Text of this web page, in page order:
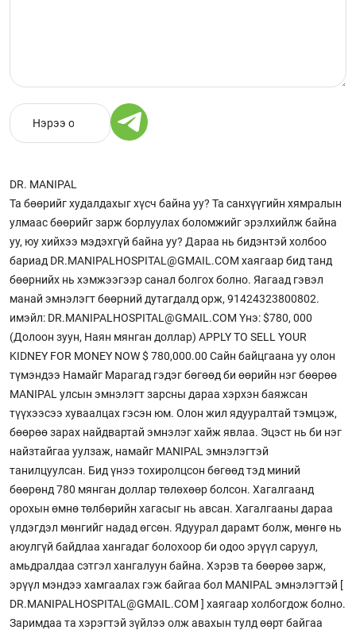
DR. MANIPAL
Та бөөрийг худалдахыг хүсч байна уу? Та санхүүгийн хямралын
улмаас бөөрийг зарж борлуулах боломжийг эрэлхийлж байна
уу, юу хийхээ мэдэхгүй байна уу? Дараа нь бидэнтэй холбоо
бариад DR.MANIPALHOSPITAL@GMAIL.COM хаягаар бид танд
бөөрнийх нь хэмжээгээр санал болгох болно. Яагаад гэвэл
манай эмнэлэгт бөөрний дутагдалд орж, 91424323800802.
имэйл: DR.MANIPALHOSPITAL@GMAIL.COM Yнэ: $780, 000
(Долоон зуун, Наян мянган доллар) APPLY TO SELL YOUR
KIDNEY FOR MONEY NOW $ 780,000.00 Сайн байцгаана уу олон
түмэндээ Намайг Марагад гэдэг бөгөөд би өөрийн нэг бөөрөө
MANIPAL улсын эмнэлэгт зарсны дараа хэрхэн баяжсан
түүхээсээ хуваалцах гэсэн юм. Олон жил ядууралтай тэмцэж,
бөөрөө зарах найдвартай эмнэлэг хайж явлаа. Эцэст нь би нэг
найзтайгаа уулзаж, намайг MANIPAL эмнэлэгтэй
танилцуулсан. Бид үнээ тохиролцсон бөгөөд тэд миний
бөөрөнд 780 мянган доллар төлөхөөр болсон. Хагалгаанд
орохын өмнө төлбөрийн хагасыг нь авсан. Хагалгааны дараа
үлдэгдэл мөнгийг надад өгсөн. Ядуурал дарамт болж, мөнгө нь
аюулгүй байдлаа хангадаг болохоор би одоо эрүүл саруул,
амьдралдаа сэтгэл хангалуун байна. Хэрэв та бөөрөө зарж,
эрүүл мэндээ хамгаалах гэж байгаа бол MANIPAL эмнэлэгтэй [
DR.MANIPALHOSPITAL@GMAIL.COM ] хаягаар холбогдож болно.
Заримдаа та хэрэгтэй зүйлээ олж авахын тулд өөрт байгаа